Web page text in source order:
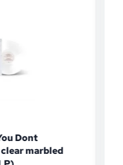
Dont
marbled